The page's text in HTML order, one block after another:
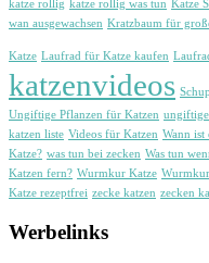
katze rollig katze rollig was tun Katze
wan ausgewachsen Kratzbaum für
Katze Laufrad für Katze kaufen
katzenvideos
Ungiftige Pflanzen für Katzen
katzen liste Videos für Katzen Wann ist
Katze? was tun bei zecken Was tun
Katzen fern? Wurmkur Katze
Katze rezeptfrei zecke katzen zecken
Werbelinks